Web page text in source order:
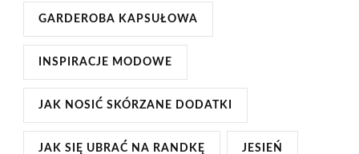
GARDEROBA KAPSUŁOWA
INSPIRACJE MODOWE
JAK NOSIĆ SKÓRZANE DODATKI
JAK SIĘ UBRAĆ NA RANDKĘ JESIEŃ